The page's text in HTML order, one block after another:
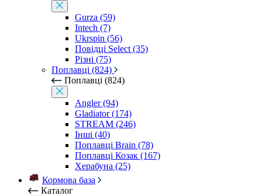
Gurza (59)
Intech (7)
Ukrspin (56)
Повідці Select (35)
Різні (75)
Поплавці (824)
Поплавці (824)
Angler (94)
Gladiator (174)
STREAM (246)
Інші (40)
Поплавці Brain (78)
Поплавці Козак (167)
Херабуна (25)
Кормова база
Каталог